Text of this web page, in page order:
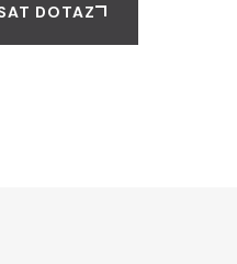
DOTAZ